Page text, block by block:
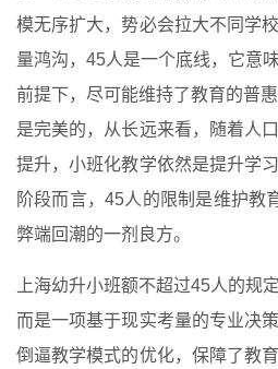
模无序扩大，势必会拉大不同学
量鸿沟，45人是一个底线，它意
前提下，尽可能维持了教育的普
是完美的，从长远来看，随着人
提升，小班化教学依然是提升学
阶段而言，45人的限制是维护教
弊端回潮的一剂良方。
上海幼升小班额不超过45人的规
而是一项基于现实考量的专业决
倒逼教学模式的优化，保障了教